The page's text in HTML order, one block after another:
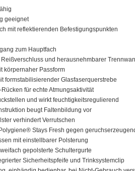
geeignet
mit reflektierenden Befestigungspunkten
zum Hauptfach
und herausnehmbarer
körpernaher Passform
formstabilisierender Glasfaserquerstrebe
für echte Atmungsaktivität
und wirkt feuchtigkeitsregulierend
beugt Faltenbildung vor
verhindert Verrutschen
Stays Fresh gegen
mit einstellbarer Polsterung
gepolsterte Schultergurte
Sicherheitspfeife und Trinksystemclip